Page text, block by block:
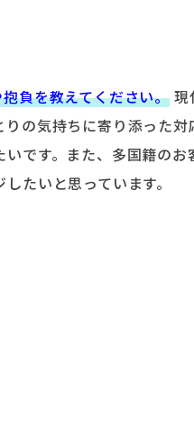
負を教えてください。 現
りの気持ちに寄り添った
いです。また、多国籍の
たいと思っています。